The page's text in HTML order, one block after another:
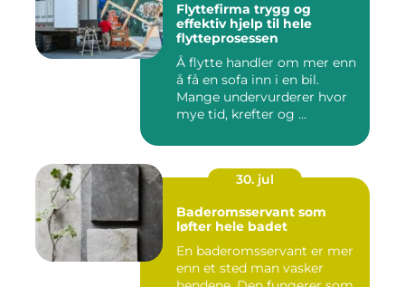
Flyttefirma trygg og
effektiv hjelp til hele
flytteprosessen
Å flytte handler om mer enn
å få en sofa inn i en bil.
Mange undervurderer hvor
mye tid, krefter og ...
30. jul
Baderomsservant som
løfter hele badet
En baderomsservant er mer
enn et sted man vasker